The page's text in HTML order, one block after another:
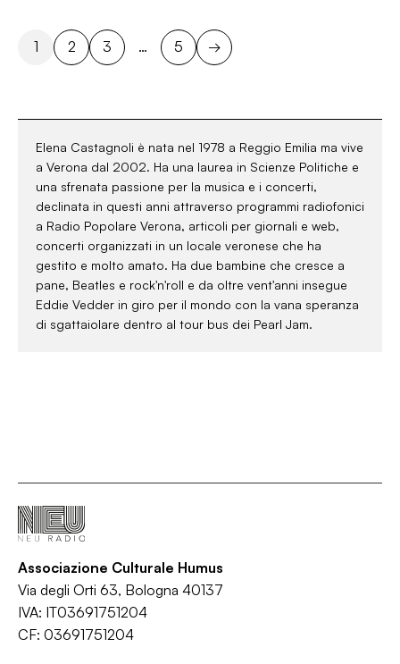
1 2 3 … 5 →
Elena Castagnoli è nata nel 1978 a Reggio Emilia ma vive
a Verona dal 2002. Ha una laurea in Scienze Politiche e
una sfrenata passione per la musica e i concerti,
declinata in questi anni attraverso programmi radiofonici
a Radio Popolare Verona, articoli per giornali e web,
concerti organizzati in un locale veronese che ha
gestito e molto amato. Ha due bambine che cresce a
pane, Beatles e rock'n'roll e da oltre vent'anni insegue
Eddie Vedder in giro per il mondo con la vana speranza
di sgattaiolare dentro al tour bus dei Pearl Jam.
Associazione Culturale Humus
Via degli Orti 63, Bologna 40137
IVA: IT03691751204
CF: 03691751204